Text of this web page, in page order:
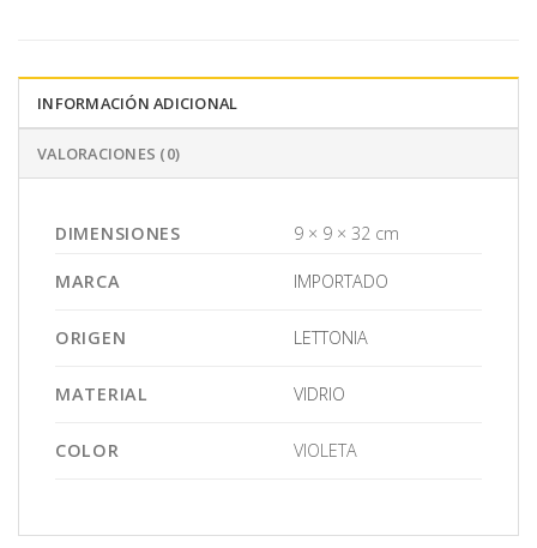
INFORMACIÓN ADICIONAL
VALORACIONES (0)
DIMENSIONES 9 × 9 × 32 cm
MARCA IMPORTADO
ORIGEN LETTONIA
MATERIAL VIDRIO
COLOR VIOLETA